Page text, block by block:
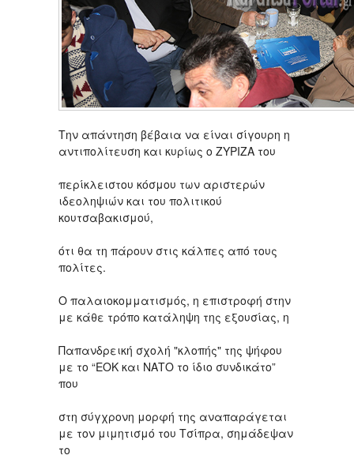
Την απάντηση βέβαια να είναι σίγουρη η
αντιπολίτευση και κυρίως ο ΖΥΡΙΖΑ του
περίκλειστου κόσμου των αριστερών
ιδεοληψιών και του πολιτικού
κουτσαβακισμού,
ότι θα τη πάρουν στις κάλπες από τους
πολίτες.
Ο παλαιοκομματισμός, η επιστροφή στην
με κάθε τρόπο κατάληψη της εξουσίας, η
Παπανδρεική σχολή "κλοπής" της ψήφου
με το “ΕΟΚ και ΝΑΤΟ το ίδιο συνδικάτο”
που
στη σύγχρονη μορφή της αναπαράγεται
με τον μιμητισμό του Τσίπρα, σημάδεψαν
το